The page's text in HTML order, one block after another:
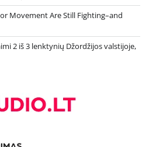
Movement Are Still Fighting–and
2 iš 3 lenktynių Džordžijos valstijoje,